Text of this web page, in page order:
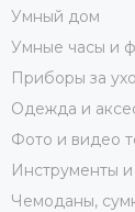
Умный дом
Умные часы и
Приборы за
Одежда и
Фото и видео
Инструменты
Чемоданы,